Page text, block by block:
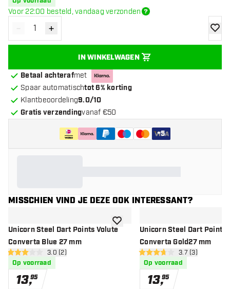
Voor 22:00 besteld, vandaag verzonden
Verminder hoeveelheid
- Verhoog hoeveelheid
+
IN WINKELWAGEN
Betaal achterafmet
Spaar automatischtot 6% korting
Klantbeoordeling9.0/10
Gratis verzendingvanaf €50
+5
MISSCHIEN VIND JE DEZE OOK INTERESSANT?
Unicorn Steel Dart Points Volute
Converta Blue 27 mm
open reviews drawer
3 score sterren3.0 (2)
Op voorraad
13,95
toevoegen aan verlanglijst
Unicorn Steel Dart Points
Converta Gold27 mm
open reviews
3.7 score sterren3.7 (3)
Op voorraad
13,95